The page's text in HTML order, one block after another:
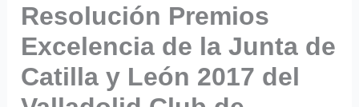
Resolución Premios
Excelencia de la Junta de
Catilla y León 2017 del